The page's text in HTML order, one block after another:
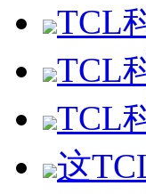
TCL
TCL
TCL
这